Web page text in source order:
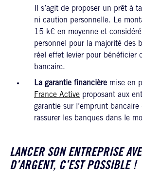
Il s’agit de proposer un prêt à
ni caution personnelle. Le
15 k€ en moyenne et
personnel pour la majorité des
réel effet levier pour bénéficier
bancaire.
La garantie financière mise en
France Active proposant aux
garantie sur l’emprunt
rassurer les banques dans le
LANCER SON ENTREPRISE
D’ARGENT, C’EST POSSIBLE !